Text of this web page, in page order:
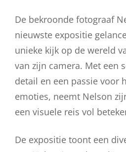
De bekroonde fotograaf
nieuwste expositie
unieke kijk op de wereld
van zijn camera. Met een
detail en een passie voor
emoties, neemt Nelson
een visuele reis vol
De expositie toont een